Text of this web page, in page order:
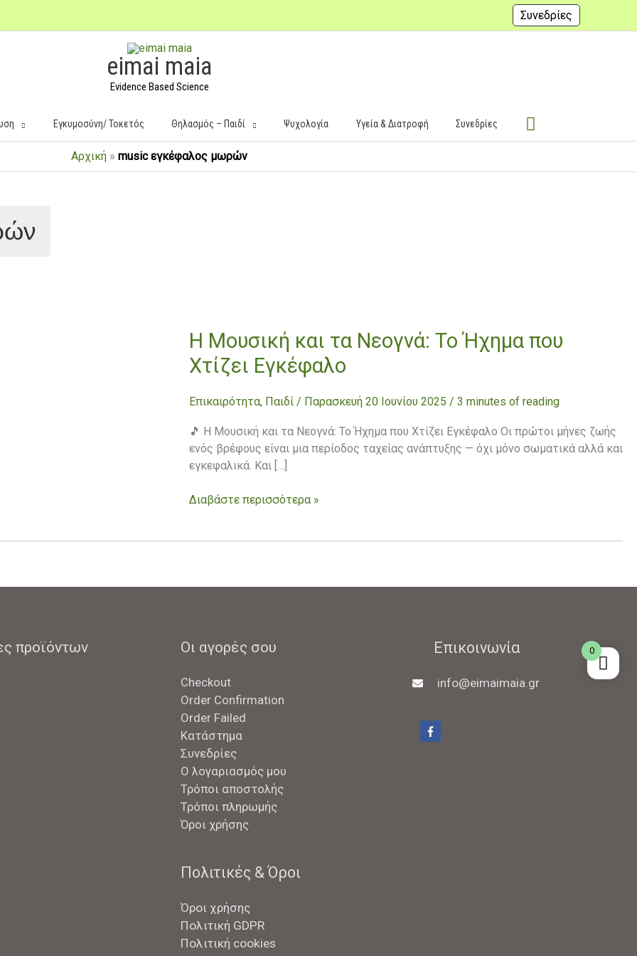
Συνεδρίες
eimai maia
Evidence Based Science
Εγκυμοσύνη/ Τοκετός Θηλασμός – Παιδί Ψυχολογία Υγεία & Διατροφή Συνεδρίες
Αρχική » music εγκέφαλος μωρών
Η Μουσική και τα Νεογνά: Το Ήχημα που
Χτίζει Εγκέφαλο
Επικαιρότητα, Παιδί / Παρασκευή 20 Ιουνίου 2025 / 3 minutes of reading
🎵 Η Μουσική και τα Νεογνά: Το Ήχημα που Χτίζει Εγκέφαλο Οι πρώτοι μήνες ζωής
ενός βρέφους είναι μια περίοδος ταχείας ανάπτυξης — όχι μόνο σωματικά αλλά και
εγκεφαλικά. Και […]
Η
Μουσική
και
Νεογνά:
Ήχημα
που
Χτίζει
Διαβάστε περισσότερα »
προϊόντων Οι αγορές σου
Checkout
Order Confirmation
Order Failed
Κατάστημα
Συνεδρίες
Ο λογαριασμός μου
Τρόποι αποστολής
Τρόποι πληρωμής
Όροι χρήσης
Πολιτικές & Όροι
Όροι χρήσης
Πολιτική GDPR
Πολιτική cookies
Επικοινωνία
info@eimaimaia.gr
0